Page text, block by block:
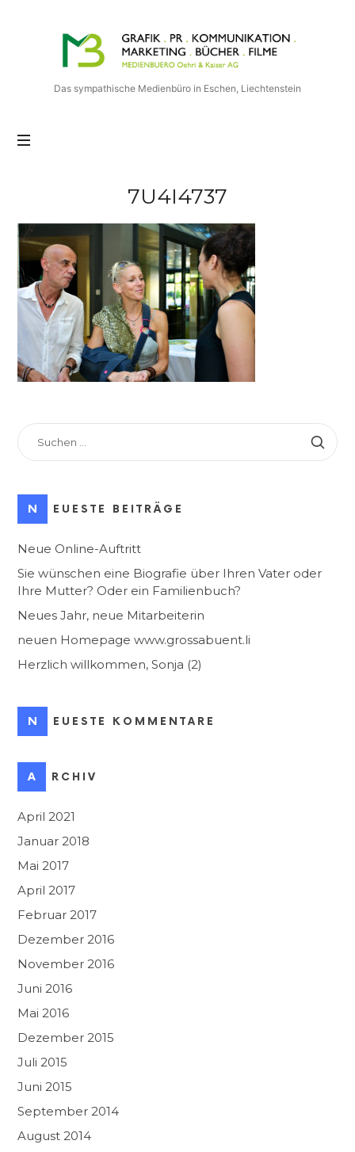
Medienbuero
Oehri
&
Kaiser
AG
Das sympathische Medienbüro in Eschen, Liechtenstein
7U4I4737
SUCHEN
NACH:
NEUESTE BEITRÄGE
Neue Online-Auftritt
Sie wünschen eine Biografie über Ihren Vater oder
Ihre Mutter? Oder ein Familienbuch?
Neues Jahr, neue Mitarbeiterin
neuen Homepage www.grossabuent.li
Herzlich willkommen, Sonja (2)
NEUESTE KOMMENTARE
ARCHIV
April 2021
Januar 2018
Mai 2017
April 2017
Februar 2017
Dezember 2016
November 2016
Juni 2016
Mai 2016
Dezember 2015
Juli 2015
Juni 2015
September 2014
August 2014